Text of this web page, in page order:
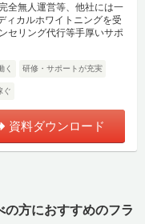
全無人運営等、他社には一
ィカルホワイトニングを受
セリング代行等手厚いサポ
く 研修・サポートが充実
ぐ
資料ダウンロード
の方におすすめのフラ